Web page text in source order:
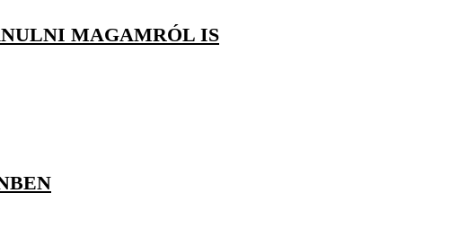
MAGAMRÓL IS